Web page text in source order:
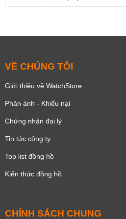
VỀ CHÚNG TÔI
Giới thiệu về WatchStore
Phản ánh - Khiếu nại
Chứng nhận đại lý
Tin tức công ty
Top list đồng hồ
Kiến thức đồng hồ
CHÍNH SÁCH CHUNG